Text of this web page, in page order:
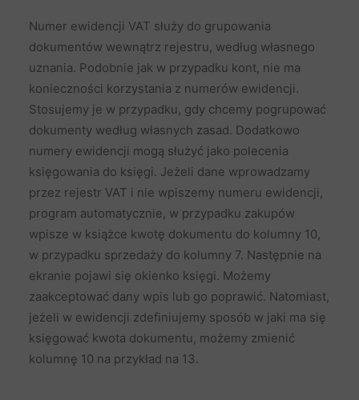
Numer ewidencji VAT służy do grupowania
dokumentów wewnątrz rejestru, według własnego
uznania. Podobnie jak w przypadku kont, nie ma
konieczności korzystania z numerów ewidencji.
Stosujemy je w przypadku, gdy chcemy pogrupować
dokumenty według własnych zasad. Dodatkowo
numery ewidencji mogą służyć jako polecenia
księgowania do księgi. Jeżeli dane wprowadzamy
przez rejestr VAT i nie wpiszemy numeru ewidencji,
program automatycznie, w przypadku zakupów
wpisze w książce kwotę dokumentu do kolumny 10,
w przypadku sprzedaży do kolumny 7. Następnie na
ekranie pojawi się okienko księgi. Możemy
zaakceptować dany wpis lub go poprawić. Natomiast,
jeżeli w ewidencji zdefiniujemy sposób w jaki ma się
księgować kwota dokumentu, możemy zmienić
kolumnę 10 na przykład na 13.